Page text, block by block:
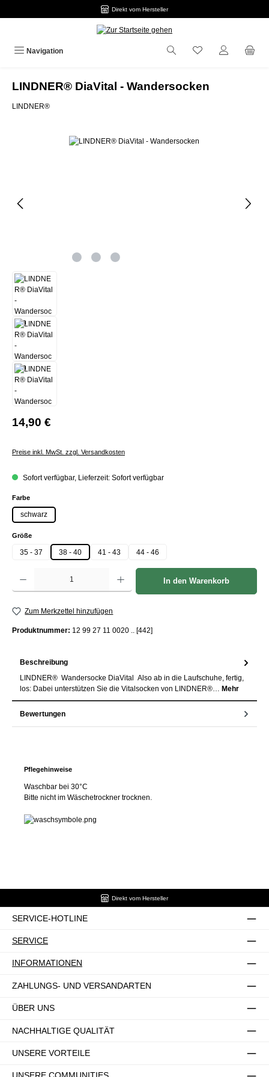
Direkt vom Hersteller
Navigation
LINDNER® DiaVital - Wandersocken
LINDNER®
Bildergalerie überspringen
14,90 €
Preise inkl. MwSt. zzgl. Versandkosten
Sofort verfügbar, Lieferzeit: Sofort verfügbar
Farbeauswählen
schwarz
Größeauswählen
35 - 37 38 - 40 41 - 43 44 - 46
Produkt Anzahl: Gib den gewünschten Wert ein oder benutze die Schaltflächen um die
In den Warenkorb
Zum Merkzettel hinzufügen
Produktnummer: 12 99 27 11 0020 .. [442]
Beschreibung
LINDNER® Wandersocke DiaVital Also ab in die Laufschuhe, fertig,
los: Dabei unterstützen Sie die Vitalsocken von LINDNER®… Mehr
Bewertungen
Pflegehinweise
Waschbar bei 30°C
Bitte nicht im Wäschetrockner trocknen.
Direkt vom Hersteller
SERVICE-HOTLINE
SERVICE
INFORMATIONEN
ZAHLUNGS- UND VERSANDARTEN
ÜBER UNS
NACHHALTIGE QUALITÄT
UNSERE VORTEILE